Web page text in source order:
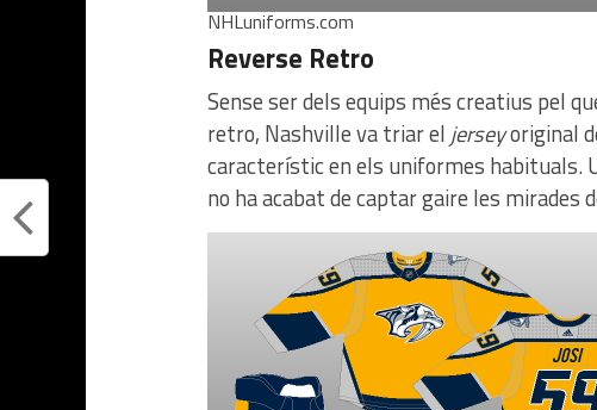
NHLuniforms.com
Reverse Retro
Sense ser dels equips més creatius pel
retro, Nashville va triar el jerseyoriginal
característic en els uniformes habituals.
no ha acabat de captar gaire les mirades